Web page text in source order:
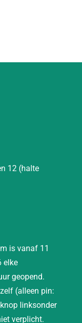
12 (halte
is vanaf 11
elke
geopend.
(alleen pin:
linksonder
verplicht.